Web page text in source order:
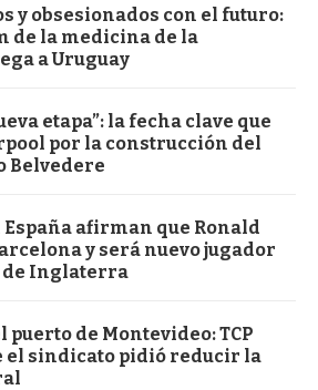
y obsesionados con el futuro:
de la medicina de la
a Uruguay
etapa”: la fecha clave que
por la construcción del
Belvedere
España afirman que Ronald
y será nuevo jugador
de Inglaterra
puerto de Montevideo: TCP
el sindicato pidió reducir la